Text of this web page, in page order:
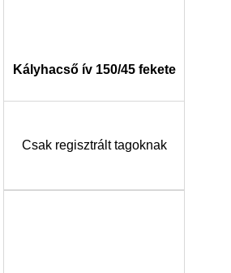
Kályhacső ív 150/45 fekete
Csak regisztrált tagoknak